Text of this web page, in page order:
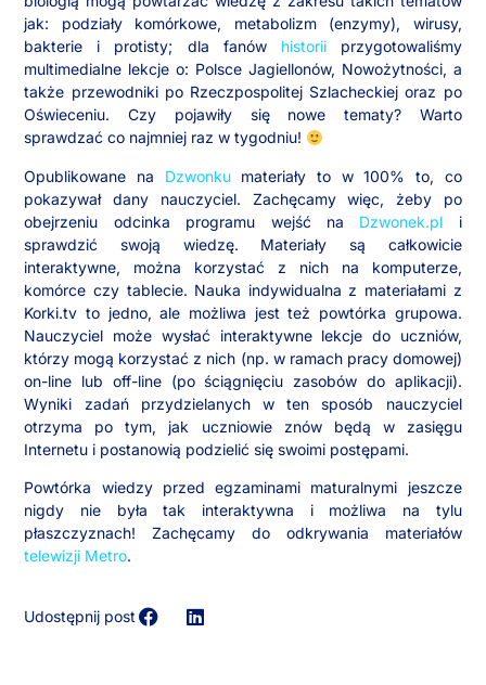
jak: podziały komórkowe, metabolizm (enzymy), wirusy,
bakterie i protisty; dla fanów historiiprzygotowaliśmy
multimedialne lekcje o: Polsce Jagiellonów, Nowożytności, a
także przewodniki po Rzeczpospolitej Szlacheckiej oraz po
Oświeceniu. Czy pojawiły się nowe tematy? Warto
sprawdzać co najmniej raz w tygodniu!
Opublikowane na Dzwonkumateriały to w 100% to, co
pokazywał dany nauczyciel. Zachęcamy więc, żeby po
obejrzeniu odcinka programu wejść na Dzwonek.pl i
sprawdzić swoją wiedzę. Materiały są całkowicie
interaktywne, można korzystać z nich na komputerze,
komórce czy tablecie. Nauka indywidualna z materiałami z
Korki.tv to jedno, ale możliwa jest też powtórka grupowa.
Nauczyciel może wysłać interaktywne lekcje do uczniów,
którzy mogą korzystać z nich (np. w ramach pracy domowej)
on-line lub off-line (po ściągnięciu zasobów do aplikacji).
Wyniki zadań przydzielanych w ten sposób nauczyciel
otrzyma po tym, jak uczniowie znów będą w zasięgu
Internetu i postanowią podzielić się swoimi postępami.
Powtórka wiedzy przed egzaminami maturalnymi jeszcze
nigdy nie była tak interaktywna i możliwa na tylu
płaszczyznach! Zachęcamy do odkrywania materiałów
telewizji Metro.
Udostępnij post